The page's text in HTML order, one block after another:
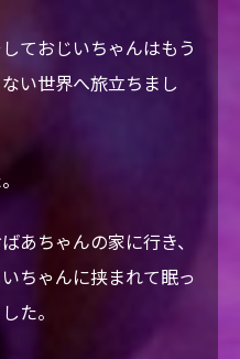
ておじいちゃんはもう
い世界へ旅立ちまし
あちゃんの家に行き、
ちゃんに挟まれて眠っ
た。